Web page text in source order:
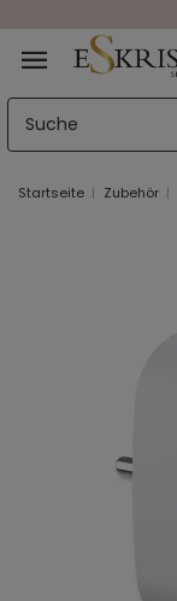
Startseite Zubehör